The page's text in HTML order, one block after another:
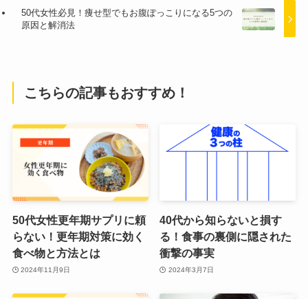
50代女性必見！痩せ型でもお腹ぽっこりになる5つの
原因と解消法
こちらの記事もおすすめ！
50代女性更年期サプリに頼
らない！更年期対策に効く
食べ物と方法とは
2024年11月9日
40代から知らないと損す
る！食事の裏側に隠された
衝撃の事実
2024年3月7日